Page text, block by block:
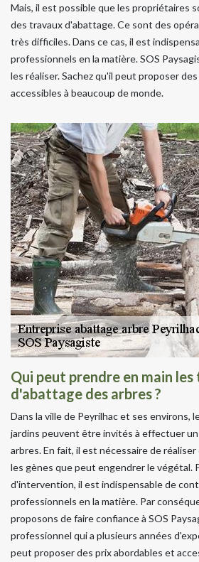
Mais, il est possible que les propriétaires
des travaux d'abattage. Ce sont des
très difficiles. Dans ce cas, il est
professionnels en la matière. SOS
les réaliser. Sachez qu'il peut proposer
accessibles à beaucoup de monde.
Qui peut prendre en main
d'abattage des arbres ?
Dans la ville de Peyrilhac et ses environs,
jardins peuvent être invités à effectuer
arbres. En fait, il est nécessaire de
les gènes que peut engendrer le végétal.
d'intervention, il est indispensable de
professionnels en la matière. Par
proposons de faire confiance à SOS
professionnel qui a plusieurs années
peut proposer des prix abordables et